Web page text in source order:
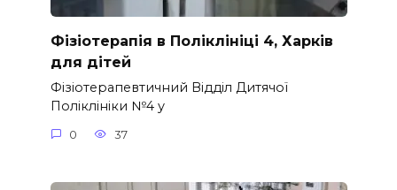
Фізіотерапія в Поліклініці 4, Харків
для дітей
Фізіотерапевтичний Відділ Дитячої
Поліклініки №4 у
0 37